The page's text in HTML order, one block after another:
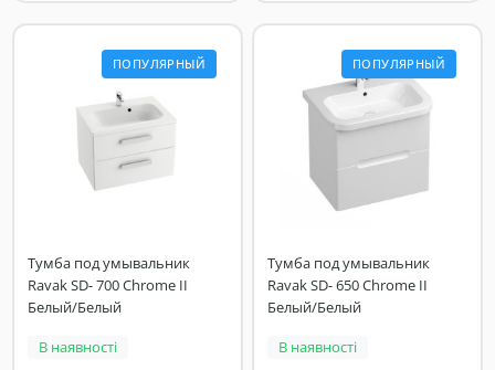
ПОПУЛЯРНЫЙ
Тумба под умывальник
Ravak SD- 700 Chrome II
Белый/Белый
В наявності
ПОПУЛЯРНЫЙ
Тумба под умывальник
Ravak SD- 650 Chrome II
Белый/Белый
В наявності